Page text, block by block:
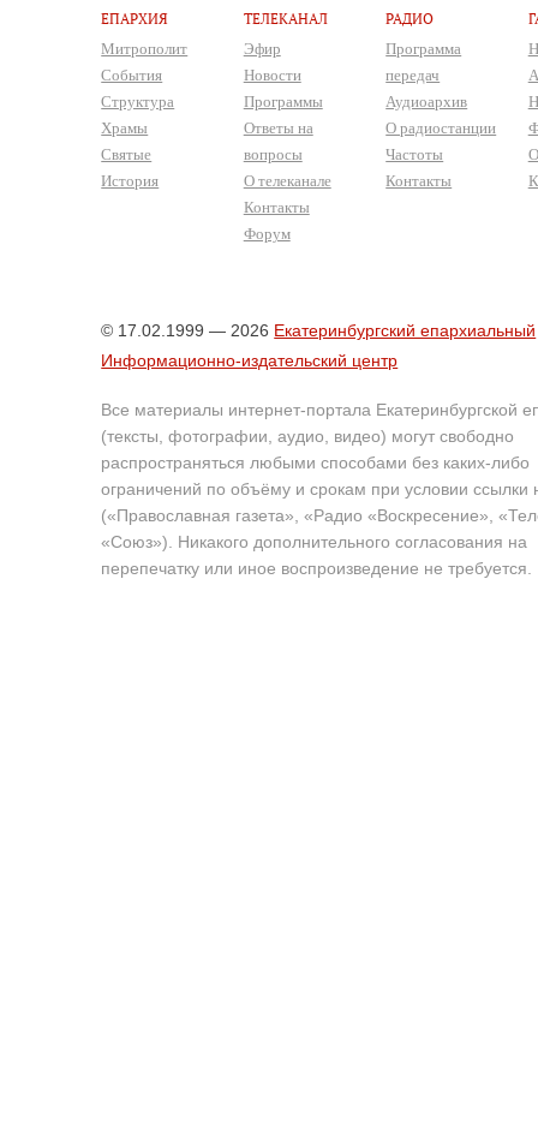
ЕПАРХИЯ
Митрополит
События
Структура
Храмы
Святые
История
ТЕЛЕКАНАЛ
Эфир
Новости
Программы
Ответы на
вопросы
О телеканале
Контакты
Форум
РАДИО
Программа
передач
Аудиоархив
О радиостанции
Частоты
Контакты
© 17.02.1999 — 2026 Екатеринбургский епархиальный
Информационно-издательский центр
Все материалы интернет-портала Екатеринбургской
(тексты, фотографии, аудио, видео) могут свободно
распространяться любыми способами без каких-либо
ограничений по объёму и срокам при условии ссылки
(«Православная газета», «Радио «Воскресение»,
«Союз»). Никакого дополнительного согласования на
перепечатку или иное воспроизведение не требуется.